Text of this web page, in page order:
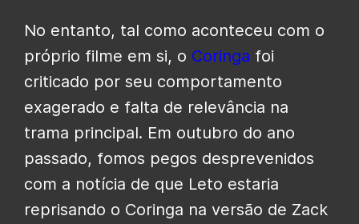
No entanto, tal como aconteceu com o
próprio filme em si, o Coringa foi
criticado por seu comportamento
exagerado e falta de relevância na
trama principal. Em outubro do ano
passado, fomos pegos desprevenidos
com a notícia de que Leto estaria
reprisando o Coringa na versão de Zack